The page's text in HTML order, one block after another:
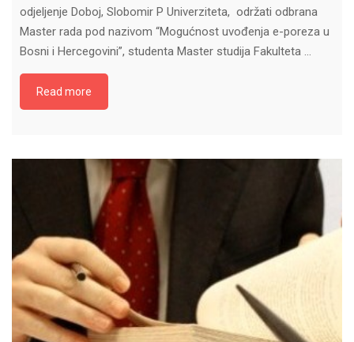
odjeljenje Doboj, Slobomir P Univerziteta, održati odbrana
Master rada pod nazivom “Mogućnost uvođenja e-poreza u
Bosni i Hercegovini”, studenta Master studija Fakulteta …
Read more